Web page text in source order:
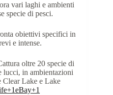
vari laghi e ambienti
specie di pesci.
obiettivi specifici in
e intense.
oltre 20 specie di
lucci, in ambientazioni
Clear Lake e Lake
+1eBay+1